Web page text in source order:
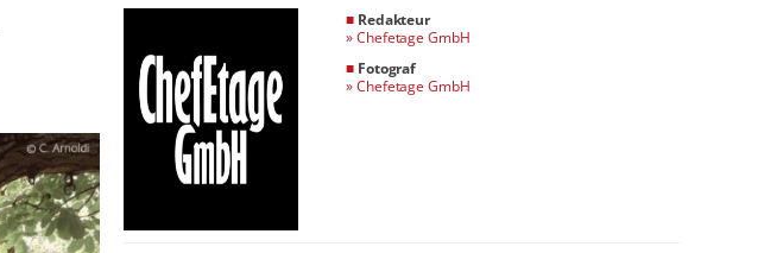
■ Redakteur
»Chefetage GmbH
■ Fotograf
»Chefetage GmbH